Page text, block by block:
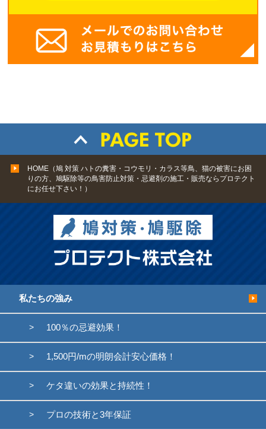
HOME（鳩 対策 ハトの糞害・コウモリ・カラス等鳥、猫の被害にお困
りの方、鳩駆除等の鳥害防止対策・忌避剤の施工・販売ならプロテクト
にお任せ下さい！）
私たちの強み
100％の忌避効果！
1,500円/mの明朗会計安心価格！
ケタ違いの効果と持続性！
プロの技術と3年保証